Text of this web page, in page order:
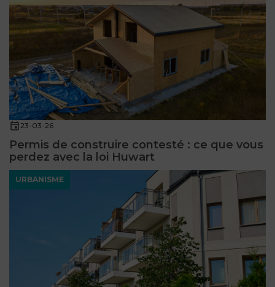
23-03-26
Permis de construire contesté : ce que vous
perdez avec la loi Huwart
URBANISME